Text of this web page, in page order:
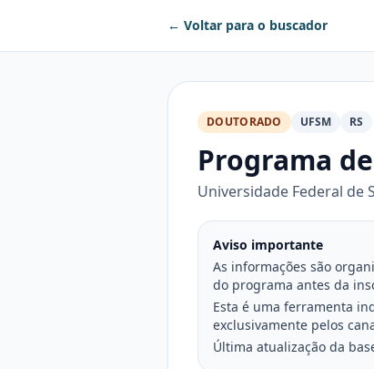
← Voltar para o buscador
DOUTORADO UFSM RS
Programa
Universidade Federal de
Aviso importante
As informações são
do programa antes da
Esta é uma ferramenta
exclusivamente pelos
Última atualização da